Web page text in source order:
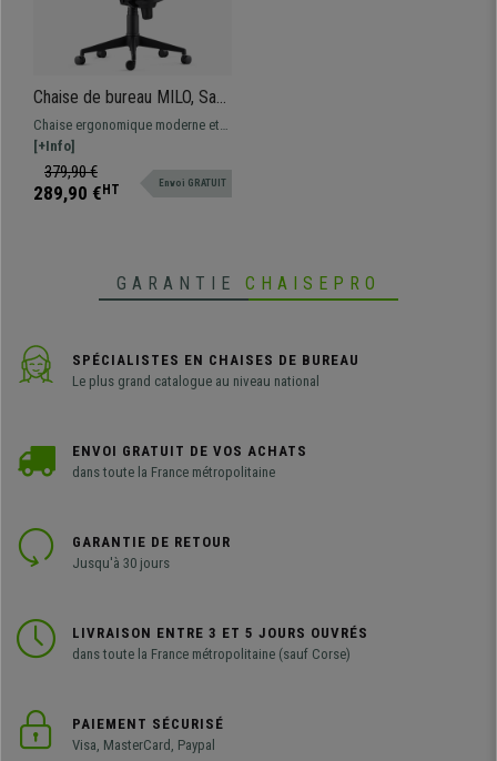
Chaise de bureau MILO, Sans
Accoudoirs, Support
Lombaire, en Tissu, Crème
Chaise ergonomique moderne et
confortable, le modèle parfait
pour une utilisation
professionnelle étant donné sa
[+Info]
379,90 €
289,90 € HT Envoi GRATUIT
GARANTIE CHAISEPRO
SPÉCIALISTES EN CHAISES DE BUREAU
Le plus grand catalogue au niveau national
ENVOI GRATUIT DE VOS ACHATS
dans toute la France métropolitaine
GARANTIE DE RETOUR
Jusqu'à 30 jours
LIVRAISON ENTRE 3 ET 5 JOURS OUVRÉS
dans toute la France métropolitaine (sauf Corse)
PAIEMENT SÉCURISÉ
Visa, MasterCard, Paypal